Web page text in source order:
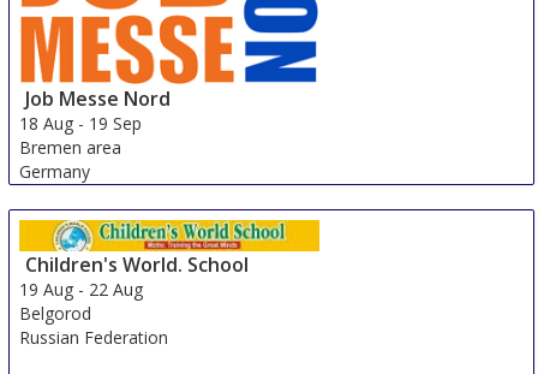
Job Messe Nord
18 Aug - 19 Sep
Bremen area
Germany
Children's World. School
19 Aug - 22 Aug
Belgorod
Russian Federation